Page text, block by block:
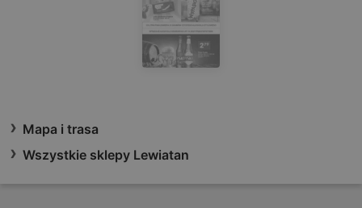
Mapa i trasa
Wszystkie sklepy Lewiatan